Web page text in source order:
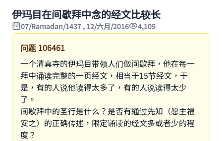
伊玛目在间歇拜中念的经文比较长
07/Ramadan/1437 , 12/六月/2016 4,105
问题 106461
一个清真寺的伊玛目带领人们做间歇拜，他在每一
拜中诵读完整的一页经文，相当于15节经文，于
是，有的人说他读得太多了，有的人说读得太少
了。
间歇拜中的圣行是什么？是否有通过先知（愿主福
安之）的正确传述，限定诵读的经文多或者少的程
度？